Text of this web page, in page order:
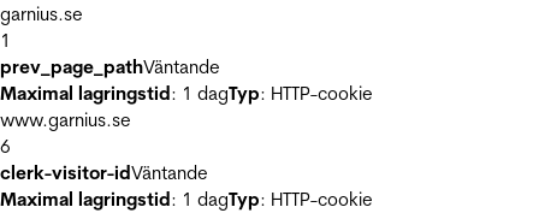
garnius.se
1
prev_page_pathVäntande
Maximal lagringstid: 1 dagTyp: HTTP-cookie
www.garnius.se
6
clerk-visitor-idVäntande
Maximal lagringstid: 1 dagTyp: HTTP-cookie